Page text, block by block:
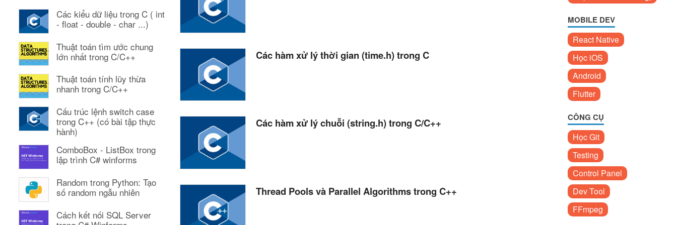
Các kiểu dữ liệu trong C ( int
- float - double - char ...)
Thuật toán tìm ước chung
lớn nhất trong C/C++
Thuật toán tính lũy thừa
nhanh trong C/C++
Cấu trúc lệnh switch case
trong C++ (có bài tập thực
hành)
ComboBox - ListBox trong
lập trình C# winforms
Random trong Python: Tạo
số random ngẫu nhiên
Cách kết nối SQL Server
Các hàm xử lý thời gian (time.h) trong C
Các hàm xử lý chuỗi (string.h) trong C/C++
Thread Pools và Parallel Algorithms trong C++
MOBILE DEV
React Native
Học iOS
Android
Flutter
CÔNG CỤ
Học Git
Testing
Control Panel
Dev Tool
FFmpeg